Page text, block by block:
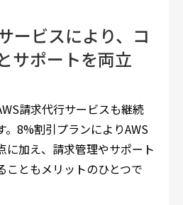
ービスにより、コ
サポートを両立
請求代行サービスも継続
。8%割引プランによりAWS
に加え、請求管理やサポート
こともメリットのひとつで